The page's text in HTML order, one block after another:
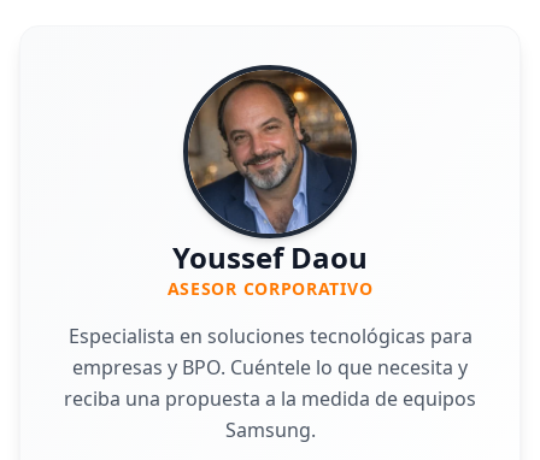
Youssef Daou
ASESOR CORPORATIVO
Especialista en soluciones tecnológicas para
empresas y BPO. Cuéntele lo que necesita y
reciba una propuesta a la medida de equipos
Samsung.